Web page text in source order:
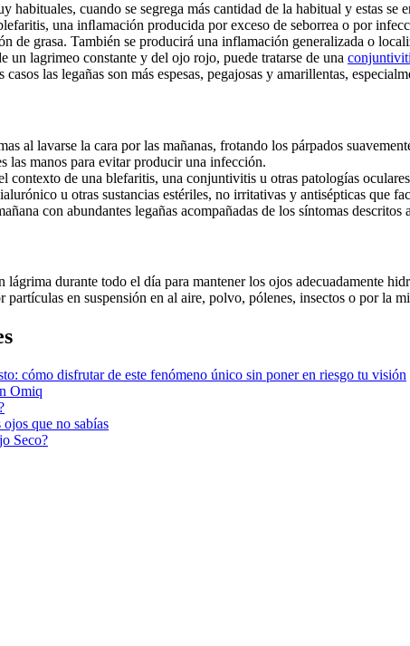
habituales, cuando se segrega más cantidad de la habitual y estas
una inﬂamación producida por exceso de seborrea o por
de grasa. También se producirá una inflamación generalizada o
un lagrimeo constante y del ojo rojo, puede tratarse de una
casos las legañas son más espesas, pegajosas y amarillentas,
al lavarse la cara por las mañanas, frotando los párpados
las manos para evitar producir una infección.
contexto de una blefaritis, una conjuntivitis u otras patologías
u otras sustancias estériles, no irritativas y antisépticas que
con abundantes legañas acompañadas de los síntomas descritos
lágrima durante todo el día para mantener los ojos adecuadamente
partículas en suspensión en al aire, polvo, pólenes, insectos o por la
cómo disfrutar de este fenómeno único sin poner en riesgo tu visión
Omiq
que no sabías
Seco?